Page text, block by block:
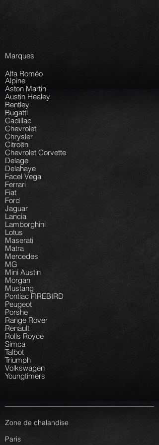
Marques
Alfa Roméo
Alpine
Aston Martin
Austin Healey
Bentley
Bugatti
Cadillac
Chevrolet
Chrysler
Citroën
Chevrolet Corvette
Delage
Delahaye
Facel Vega
Ferrari
Fiat
Ford
Jaguar
Lancia
Lamborghini
Lotus
Maserati
Matra
Mercedes
MG
Mini Austin
Morgan
Mustang
Pontiac FIREBIRD
Peugeot
Porshe
Range Rover
Renault
Rolls Royce
Simca
Talbot
Triumph
Volkswagen
Youngtimers
Zone de chalandise
Paris